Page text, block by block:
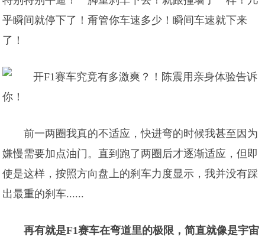
乎瞬间就停下了！甭管你车速多少！瞬间车速就下来
了！
前一两圈我真的不适应，快进弯的时候我甚至因为
嫌慢需要加点油门。直到跑了两圈后才逐渐适应，但即
使是这样，按照方向盘上的刹车力度显示，我并没有踩
出最重的刹车......
再有就是F1赛车在弯道里的极限，简直就像是宇宙